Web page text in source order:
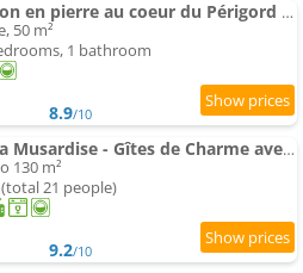
Petite maison en pierre au coeur du Périgord noir proche de Sarlat et Rocamadour
50 m²
1 bathroom
8.9/10
Le Clos de la Musardise - Gîtes de Charme avec Piscine Chauffée
130 m²
21 people)
9.2/10